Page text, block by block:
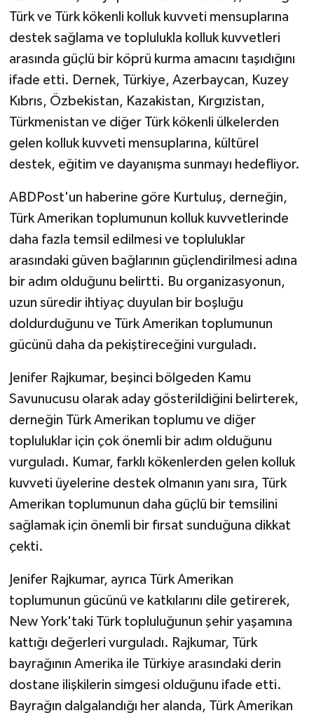
Türk ve Türk kökenli kolluk kuvveti mensuplarına
destek sağlama ve toplulukla kolluk kuvvetleri
arasında güçlü bir köprü kurma amacını taşıdığını
ifade etti. Dernek, Türkiye, Azerbaycan, Kuzey
Kıbrıs, Özbekistan, Kazakistan, Kırgızistan,
Türkmenistan ve diğer Türk kökenli ülkelerden
gelen kolluk kuvveti mensuplarına, kültürel
destek, eğitim ve dayanışma sunmayı hedefliyor.
ABDPost'un haberine göre Kurtuluş, derneğin,
Türk Amerikan toplumunun kolluk kuvvetlerinde
daha fazla temsil edilmesi ve topluluklar
arasındaki güven bağlarının güçlendirilmesi adına
bir adım olduğunu belirtti. Bu organizasyonun,
uzun süredir ihtiyaç duyulan bir boşluğu
doldurduğunu ve Türk Amerikan toplumunun
gücünü daha da pekiştireceğini vurguladı.
Jenifer Rajkumar, beşinci bölgeden Kamu
Savunucusu olarak aday gösterildiğini belirterek,
derneğin Türk Amerikan toplumu ve diğer
topluluklar için çok önemli bir adım olduğunu
vurguladı. Kumar, farklı kökenlerden gelen kolluk
kuvveti üyelerine destek olmanın yanı sıra, Türk
Amerikan toplumunun daha güçlü bir temsilini
sağlamak için önemli bir fırsat sunduğuna dikkat
çekti.
Jenifer Rajkumar, ayrıca Türk Amerikan
toplumunun gücünü ve katkılarını dile getirerek,
New York'taki Türk topluluğunun şehir yaşamına
kattığı değerleri vurguladı. Rajkumar, Türk
bayrağının Amerika ile Türkiye arasındaki derin
dostane ilişkilerin simgesi olduğunu ifade etti.
Bayrağın dalgalandığı her alanda, Türk Amerikan